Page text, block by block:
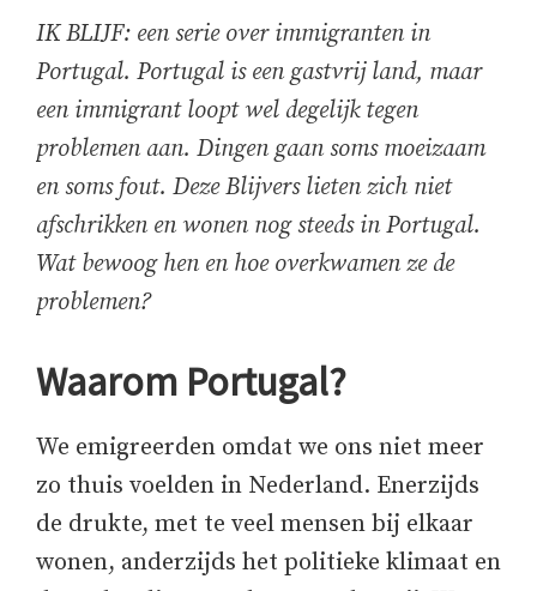
IK BLIJF: een serie over immigranten in
Portugal. Portugal is een gastvrij land, maar
een immigrant loopt wel degelijk tegen
problemen aan. Dingen gaan soms moeizaam
en soms fout. Deze Blijvers lieten zich niet
afschrikken en wonen nog steeds in Portugal.
Wat bewoog hen en hoe overkwamen ze de
problemen?
Waarom Portugal?
We emigreerden omdat we ons niet meer
zo thuis voelden in Nederland. Enerzijds
de drukte, met te veel mensen bij elkaar
wonen, anderzijds het politieke klimaat en